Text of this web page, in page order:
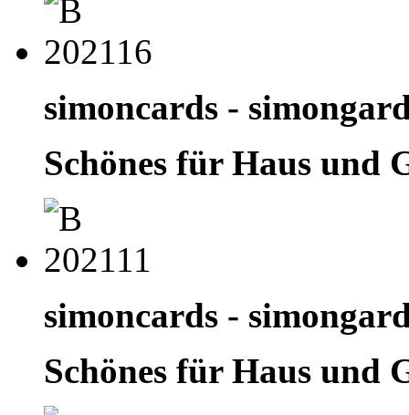
simoncards -
Schönes für Haus und
simoncards -
Schönes für Haus und